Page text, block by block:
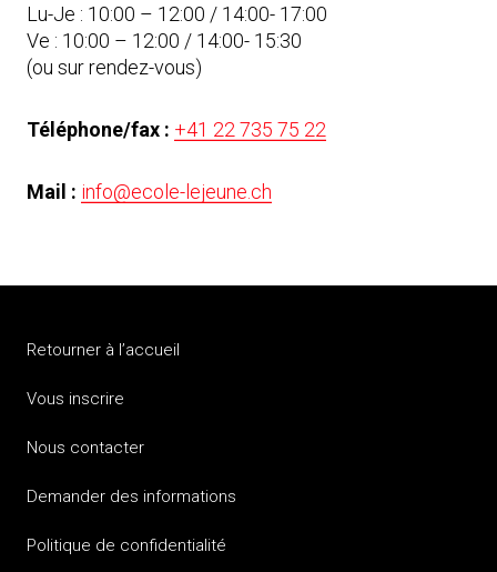
Lu-Je : 10:00 – 12:00 / 14:00- 17:00
Ve : 10:00 – 12:00 / 14:00- 15:30
(ou sur rendez-vous)
Téléphone/fax : +41 22 735 75 22
Mail : info@ecole-lejeune.ch
Retourner à l’accueil
Vous inscrire
Nous contacter
Demander des informations
Politique de confidentialité